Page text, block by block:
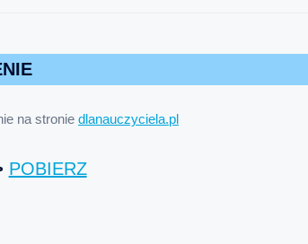
na stronie dlanauczyciela.pl
POBIERZ